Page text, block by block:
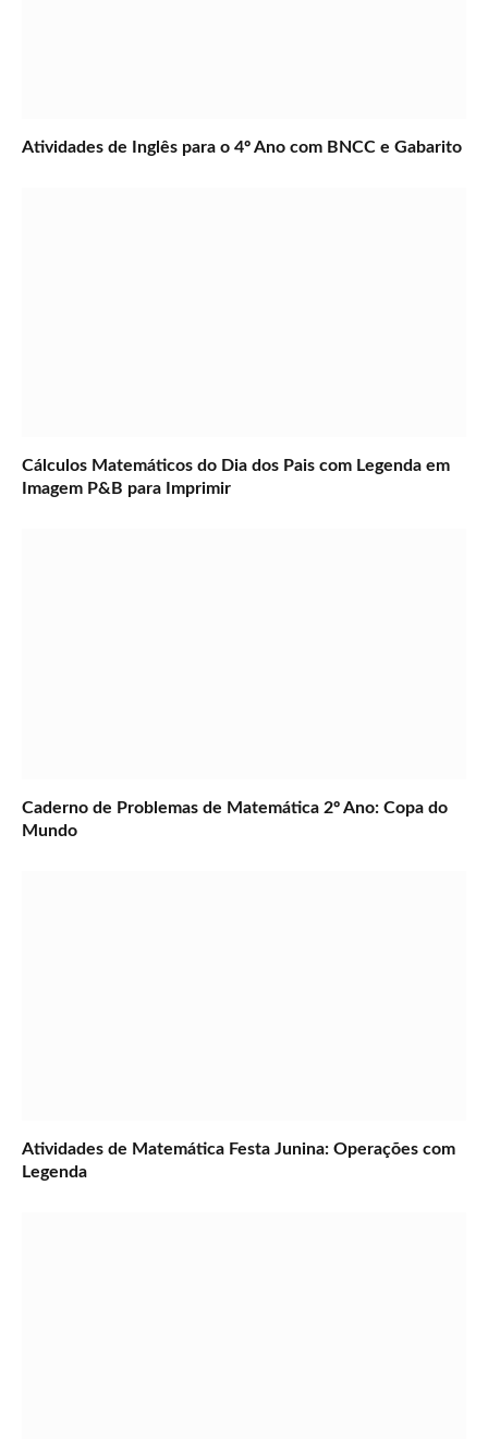
Atividades de Inglês para o 4º Ano com BNCC e Gabarito
Cálculos Matemáticos do Dia dos Pais com Legenda em
Imagem P&B para Imprimir
Caderno de Problemas de Matemática 2º Ano: Copa do
Mundo
Atividades de Matemática Festa Junina: Operações com
Legenda